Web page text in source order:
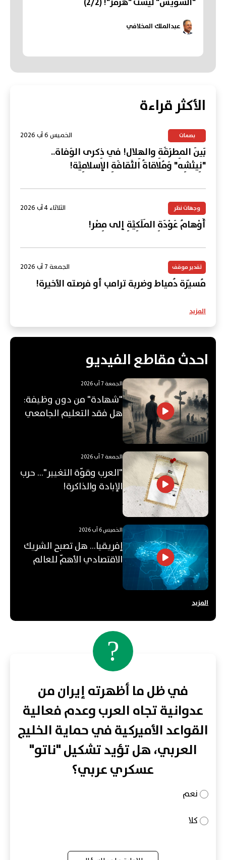
عبدالملك المخلافي
الأكثر قراءة
بصمات الخميس 6 آب 2026
بَينَ المِطرَقَةِ والهِلال! في ذِكرى الوَفاة..
"نِيتْشِه" وَمُلاقاةُ الثَّقافَةِ الإسلامِيَّة!
وجهات نظر الثلاثاء 4 آب 2026
أَوْهامُ عَوْدَةِ المَلَكِيَّةِ إلى مِصْر!
تقدير موقف الجمعة 7 آب 2026
مُسيّرة دُمياط وضربة ترامب أو فرصته الأخيرة!
المزيد
احدث مقاطع الفيديو
الجمعة 7 آب 2026
"شهادة" من دون وظيفة:
هل فقد التعليم الجامعي
الجمعة 7 آب 2026
"العرب وقوّة التغيير"... حرب
الإبادة والذاكرة!
الخميس 6 آب 2026
إفريقيا... هل تصبح الشريك
الاقتصادي الأهمّ للعالم
المزيد
?
في ظل ما أظهرته إيران من
عدوانية تجاه العرب وعدم فعالية
القواعد الأميركية في حماية الخليج
العربي، هل تؤيد تشكيل "ناتو"
عسكري عربي؟
نعم
كلا